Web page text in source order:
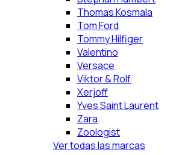
Thomas Kosmala
Tom Ford
Tommy Hilfiger
Valentino
Versace
Viktor & Rolf
Xerjoff
Yves Saint Laurent
Zara
Zoologist
Ver todas las marcas